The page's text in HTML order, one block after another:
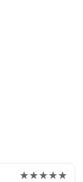
★★★★★